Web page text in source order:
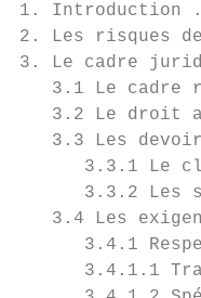
1.
2. Les risques
3. Le
3.1 Le cadre
3.2 Le droit
3.3 Les
3.3.1 Le
3.3.2 Les
3.4 Les
3.4.1
3.4.1.1